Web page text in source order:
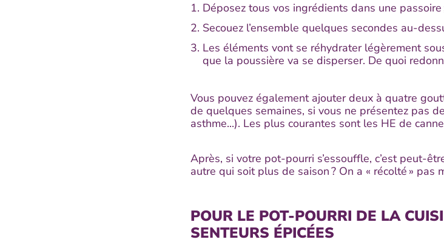
Déposez tous vos ingrédients dans une passoire
Secouez l’ensemble quelques secondes au-
Les éléments vont se réhydrater légèrement
que la poussière va se disperser. De quoi
Vous pouvez également ajouter deux à quatre
de quelques semaines, si vous ne présentez pas
asthme...). Les plus courantes sont les HE de
Après, si votre pot-pourri s’essouffle, c’est peut-
autre qui soit plus de saison ? On a « récolté » pas
POUR LE POT-POURRI DE LA
SENTEURS ÉPICÉES